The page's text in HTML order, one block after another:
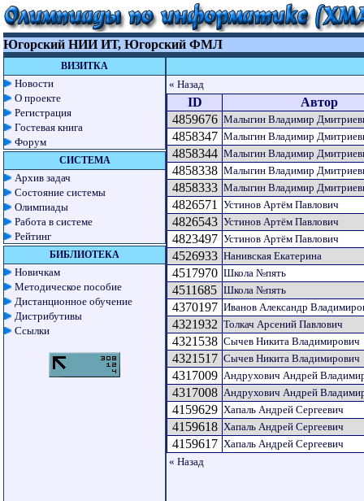
Югорский НИИ ИТ, Югорский ФМЛ
ВИЗИТКА
Новости
О проекте
Регистрация
Гостевая книга
Форум
СИСТЕМА
Архив задач
Состояние системы
Олимпиады
Работа в системе
Рейтинг
БИБЛИОТЕКА
Новичкам
Методическое пособие
Дистанционное обучение
Дистрибутивы
Ссылки
« Назад
ID
Автор
4859676 Малыгин Владимир
4858347 Малыгин Владимир
4858344 Малыгин Владимир
4858338 Малыгин Владимир
4858333 Малыгин Владимир
4826571 Устинов Артём Павлович
4826543 Устинов Артём Павлович
4823497 Устинов Артём Павлович
4526933 Нанивская Екатерина
4517970 Школа №пять
4511685 Школа №пять
4370197 Иванов Александр
4321932 Толкач Арсений Павлович
4321538 Сычев Никита Владимирович
4321517 Сычев Никита Владимирович
4317009 Андрухович Андрей
4317008 Андрухович Андрей
4159629 Хапаль Андрей Сергеевич
4159618 Хапаль Андрей Сергеевич
4159617 Хапаль Андрей Сергеевич
« Назад